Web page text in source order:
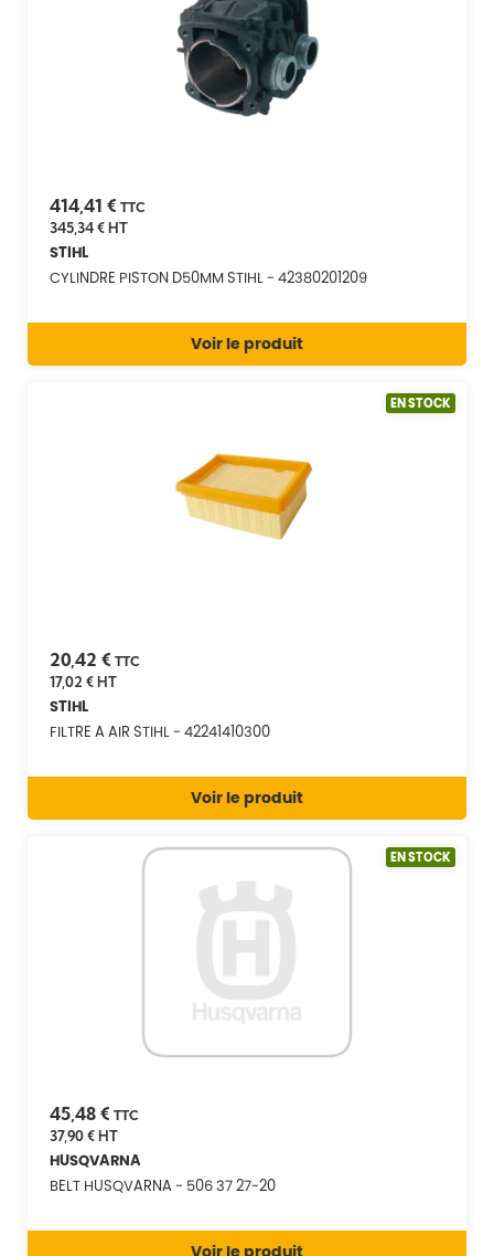
414,41 € TTC
345,34 €HT
STIHL
CYLINDRE PISTON D50MM STIHL - 42380201209
Voir le produit
EN STOCK
20,42 € TTC
17,02 €HT
STIHL
FILTRE A AIR STIHL - 42241410300
Voir le produit
EN STOCK
45,48 € TTC
37,90 €HT
HUSQVARNA
BELT HUSQVARNA - 506 37 27-20
Voir le produit